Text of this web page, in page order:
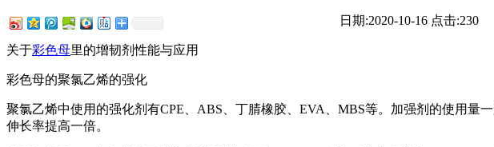
日期:2020-10-16 点击:230
关于彩色母里的增韧剂性能与应用
彩色母的聚氯乙烯的强化
聚氯乙烯中使用的强化剂有CPE、ABS、丁腈橡胶、EVA、MBS等。加强剂的使用量
伸长率提高一倍。